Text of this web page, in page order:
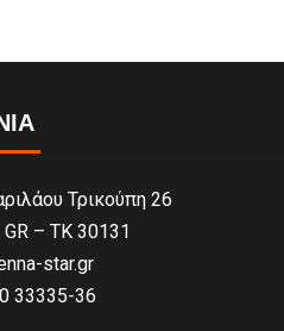
Τρικούπη 26
GR – ΤΚ 30131
star.gr
33335-36